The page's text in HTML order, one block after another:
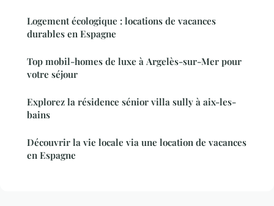
Logement écologique : locations de vacances
durables en Espagne
Top mobil-homes de luxe à Argelès-sur-Mer pour
votre séjour
Explorez la résidence sénior villa sully à aix-les-
bains
Découvrir la vie locale via une location de vacances
en Espagne